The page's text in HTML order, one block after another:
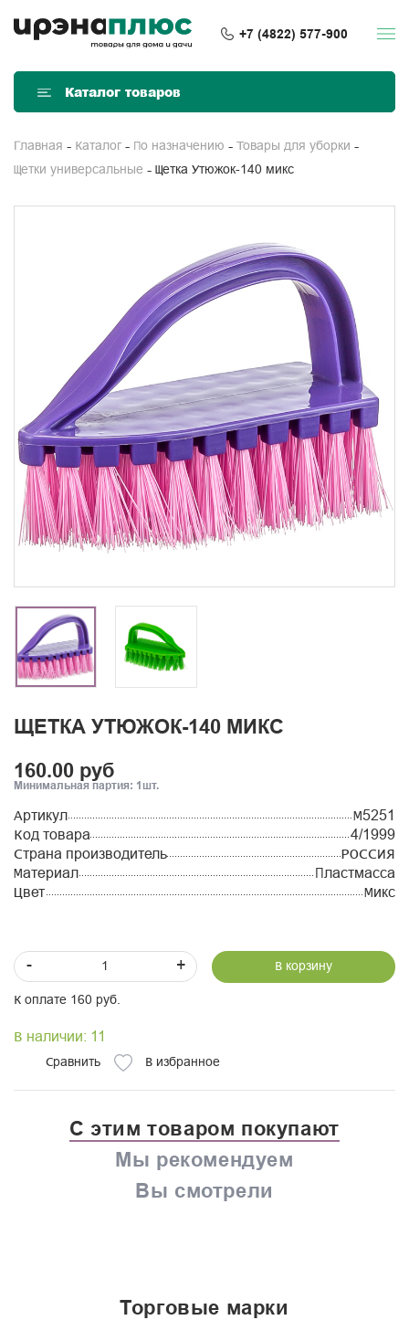
+7 (4822) 577-900
Каталог товаров
Главная Каталог По назначению Товары для уборки
Щетки универсальные Щетка Утюжок-140 микс
ЩЕТКА УТЮЖОК-140 МИКС
160.00 руб
Минимальная партия: 1шт.
Артикул
М5251
Код товара
4/1999
Страна производитель
РОССИЯ
Материал
Пластмасса
Цвет
Микс
- + В корзину
К оплате 160 руб.
В наличии: 11
Сравнить В избранное
С этим товаром покупают
Мы рекомендуем
Вы смотрели
торговые марки